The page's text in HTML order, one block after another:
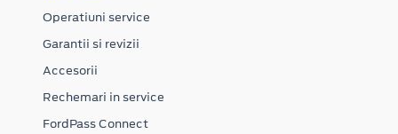
Operatiuni service
Garantii si revizii
Accesorii
Rechemari in service
FordPass Connect